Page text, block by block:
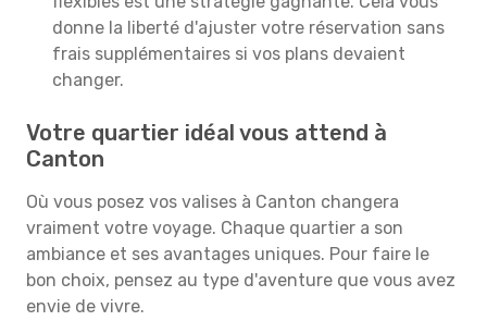
donne la liberté d'ajuster votre réservation sans
frais supplémentaires si vos plans devaient
changer.
Votre quartier idéal vous attend à
Canton
Où vous posez vos valises à Canton changera
vraiment votre voyage. Chaque quartier a son
ambiance et ses avantages uniques. Pour faire le
bon choix, pensez au type d'aventure que vous avez
envie de vivre.